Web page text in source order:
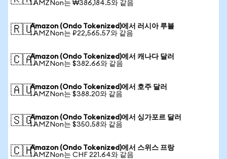
1 AMZNon는 ₩386,184.5와 같음
🇷🇺Amazon (Ondo Tokenized)에서 러시아 루블
1 AMZNon는 ₽22,565.57와 같음
🇨🇦Amazon (Ondo Tokenized)에서 캐나다 달러
1 AMZNon는 $382.66와 같음
🇦🇺Amazon (Ondo Tokenized)에서 호주 달러
1 AMZNon는 $388.20와 같음
🇸🇬Amazon (Ondo Tokenized)에서 싱가포르 달러
1 AMZNon는 $350.58와 같음
🇨🇭Amazon (Ondo Tokenized)에서 스위스 프랑
1 AMZNon는 CHF 221.64와 같음